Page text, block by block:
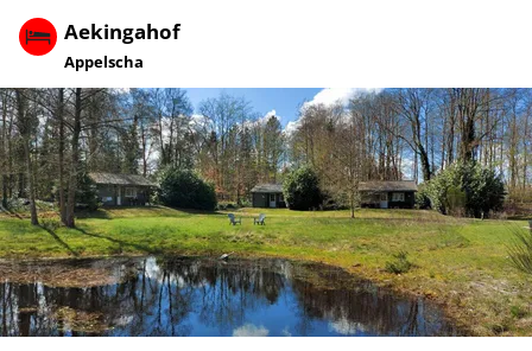
Aekingahof
Appelscha